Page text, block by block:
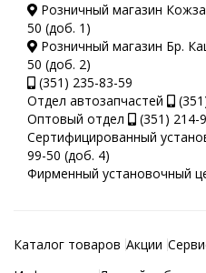
Розничный магазин
50 (доб. 1)
Розничный магазин Бр.
50 (доб. 2)
(351) 235-83-59
Отдел автозапчастей
Оптовый отдел
(351) 214-
Сертифицированный
99-50 (доб. 4)
Фирменный установочный
Каталог товаров Акции